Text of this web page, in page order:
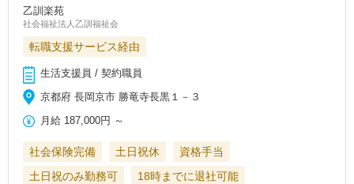
乙訓楽苑
社会福祉法人乙訓福祉会
転職支援サービス経由
生活支援員 / 契約職員
京都府 長岡京市 勝竜寺長黒１－３
月給 187,000円 ～
社会保険完備 土日祝休
資格手当
土日祝のみ勤務可
18時までに退社可能